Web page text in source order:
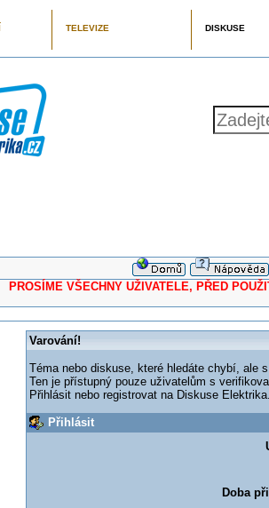
TELEVIZE DISKUSE
VŠECHNY UŽIVATELE, PŘED
Varování!
Téma nebo diskuse, které hledáte chybí, ale
Ten je přístupný pouze uživatelům s
Přihlásit nebo registrovat na Diskuse
Přihlásit
Doba